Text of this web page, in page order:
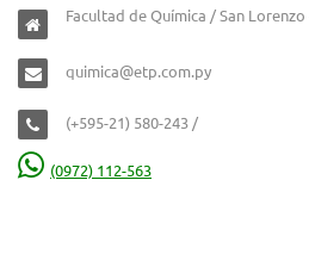
Facultad de Química / San
quimica@etp.com.py
(+595-21) 580-243 /
(0972) 112-563